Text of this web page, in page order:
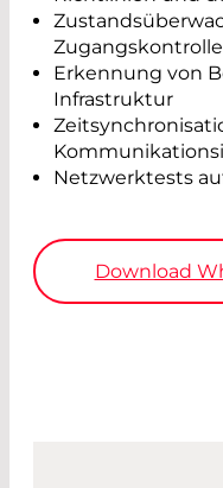
Zugangskontrolle
Erkennung von
Infrastruktur
Netzwerktests
Download